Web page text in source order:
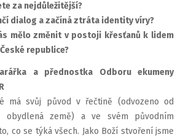
za nejdůležitější?
dialog a začíná ztráta identity víry?
mělo změnit v postoji křesťanů k lidem
republice?
a přednostka Odboru ekumeny
má svůj původ v řečtině (odvozeno od
obydlená země) a ve svém původním
co se týká všech. Jako Boží stvoření jsme